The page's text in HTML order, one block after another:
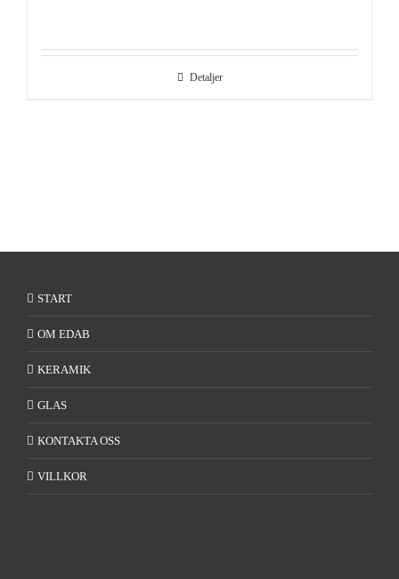
Detaljer
START
OM EDAB
KERAMIK
GLAS
KONTAKTA OSS
VILLKOR